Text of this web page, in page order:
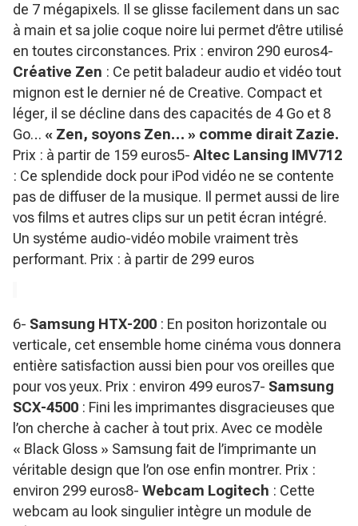
de 7 mégapixels. Il se glisse facilement dans un sac
à main et sa jolie coque noire lui permet d’être utilisé
en toutes circonstances. Prix : environ 290 euros4-
Créative Zen : Ce petit baladeur audio et vidéo tout
mignon est le dernier né de Creative. Compact et
léger, il se décline dans des capacités de 4 Go et 8
Go… « Zen, soyons Zen… » comme dirait Zazie.
Prix : à partir de 159 euros5- Altec Lansing IMV712
: Ce splendide dock pour iPod vidéo ne se contente
pas de diffuser de la musique. Il permet aussi de lire
vos films et autres clips sur un petit écran intégré.
Un systéme audio-vidéo mobile vraiment très
performant. Prix : à partir de 299 euros
6- Samsung HTX-200 : En positon horizontale ou
verticale, cet ensemble home cinéma vous donnera
entière satisfaction aussi bien pour vos oreilles que
pour vos yeux. Prix : environ 499 euros7- Samsung
SCX-4500 : Fini les imprimantes disgracieuses que
l’on cherche à cacher à tout prix. Avec ce modèle
« Black Gloss » Samsung fait de l’imprimante un
véritable design que l’on ose enfin montrer. Prix :
environ 299 euros8- Webcam Logitech : Cette
webcam au look singulier intègre un module de